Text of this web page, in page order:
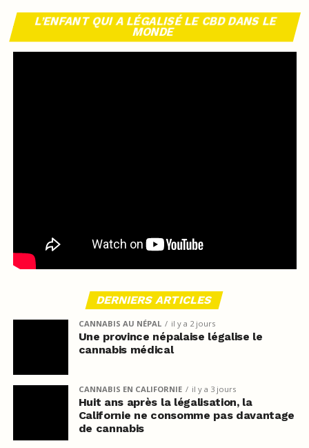
L’ENFANT QUI A LÉGALISÉ LE CBD DANS LE
MONDE
DERNIERS ARTICLES
CANNABIS AU NÉPAL il y a 2 jours
Une province népalaise légalise le
cannabis médical
CANNABIS EN CALIFORNIE il y a 3 jours
Huit ans après la légalisation, la
Californie ne consomme pas davantage
de cannabis